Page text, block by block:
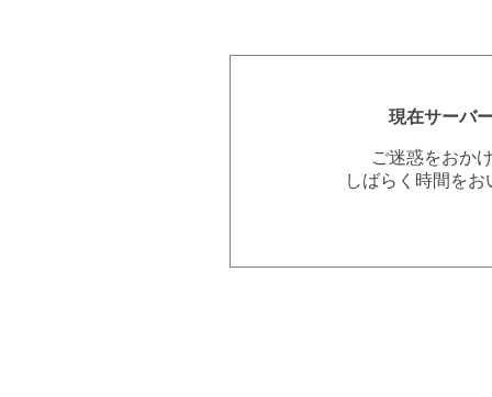
現在サーバ
ご迷惑をおか
しばらく時間を